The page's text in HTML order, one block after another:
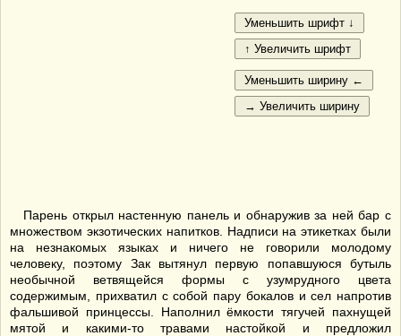
Парень открыл настенную панель и обнаружив за ней бар с
множеством экзотических напитков. Надписи на этикетках были
на незнакомых языках и ничего не говорили молодому
человеку, поэтому Зак вытянул первую попавшуюся бутыль
необычной ветвящейся формы с узумрудного цвета
содержимым, прихватил с собой пару бокалов и сел напротив
фальшивой принцессы. Наполнил ёмкости тягучей пахнущей
мятой и какими-то травами настойкой и предложил